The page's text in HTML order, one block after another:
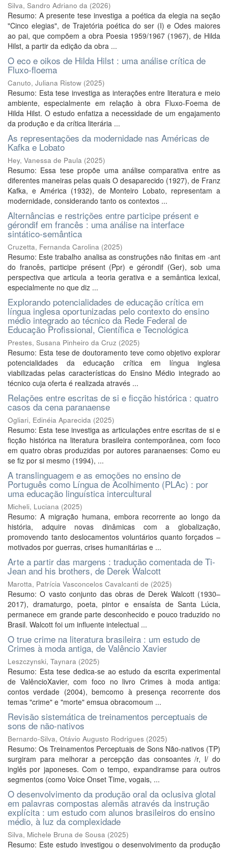
Silva, Sandro Adriano da (2026)
Resumo: A presente tese investiga a poética da elegia na seção
"Cinco elegias", de Trajetória poética do ser (I) e Odes maiores
ao pai, que compõem a obra Poesia 1959/1967 (1967), de Hilda
Hilst, a partir da edição da obra ...
O eco e oikos de Hilda Hilst : uma análise crítica de
Fluxo-floema
Canuto, Juliana Ristow (2025)
Resumo: Esta tese investiga as interações entre literatura e meio
ambiente, especialmente em relação à obra Fluxo-Foema de
Hilda Hilst. O estudo enfatiza a necessidade de um engajamento
da produção e da crítica literária ...
As representações da modernidade nas Américas de
Kafka e Lobato
Hey, Vanessa de Paula (2025)
Resumo: Essa tese propõe uma análise comparativa entre as
diferentes maneiras pelas quais O desaparecido (1927), de Franz
Kafka, e América (1932), de Monteiro Lobato, representam a
modernidade, considerando tanto os contextos ...
Alternâncias e restrições entre participe présent e
gérondif em francês : uma análise na interface
sintático-semântica
Cruzetta, Fernanda Carolina (2025)
Resumo: Este trabalho analisa as construções não finitas em -ant
do francês, participe présent (Ppr) e gérondif (Ger), sob uma
perspectiva que articula a teoria gerativa e a semântica lexical,
especialmente no que diz ...
Explorando potencialidades de educação crítica em
língua inglesa oportunizadas pelo contexto do ensino
médio integrado ao técnico da Rede Federal de
Educação Profissional, Científica e Tecnológica
Prestes, Susana Pinheiro da Cruz (2025)
Resumo: Esta tese de doutoramento teve como objetivo explorar
potencialidades da educação crítica em língua inglesa
viabilizadas pelas características do Ensino Médio integrado ao
técnico cuja oferta é realizada através ...
Relações entre escritas de si e ficção histórica : quatro
casos da cena paranaense
Ogliari, Edinéia Aparecida (2025)
Resumo: Esta tese investiga as articulações entre escritas de si e
ficção histórica na literatura brasileira contemporânea, com foco
em quatro obras produzidas por autores paranaenses: Como eu
se fiz por si mesmo (1994), ...
A translinguagem e as emoções no ensino de
Português como Língua de Acolhimento (PLAc) : por
uma educação linguística intercultural
Micheli, Luciana (2025)
Resumo: A migração humana, embora recorrente ao longo da
história, adquire novas dinâmicas com a globalização,
promovendo tanto deslocamentos voluntários quanto forçados –
motivados por guerras, crises humanitárias e ...
Arte a partir das margens : tradução comentada de Ti-
Jean and his brothers, de Derek Walcott
Marotta, Patrícia Vasconcelos Cavalcanti de (2025)
Resumo: O vasto conjunto das obras de Derek Walcott (1930–
2017), dramaturgo, poeta, pintor e ensaísta de Santa Lúcia,
permanece em grande parte desconhecido e pouco traduzido no
Brasil. Walcott foi um influente intelectual ...
O true crime na literatura brasileira : um estudo de
Crimes à moda antiga, de Valêncio Xavier
Leszczynski, Taynara (2025)
Resumo: Esta tese dedica-se ao estudo da escrita experimental
de ValêncioXavier, com foco no livro Crimes à moda antiga:
contos verdade (2004), bemcomo à presença recorrente dos
temas "crime" e "morte" emsua obracomoum ...
Revisão sistemática de treinamentos perceptuais de
sons de não-nativos
Bernardo-Silva, Otávio Augusto Rodrigues (2025)
Resumo: Os Treinamentos Perceptuais de Sons Não-nativos (TP)
surgiram para melhorar a percepção das consoantes /r, l/ do
inglês por japoneses. Com o tempo, expandiramse para outros
segmentos (como Voice Onset Time, vogais, ...
O desenvolvimento da produção oral da oclusiva glotal
em palavras compostas alemãs através da instrução
explícita : um estudo com alunos brasileiros do ensino
médio, à luz da complexidade
Silva, Michele Bruna de Sousa (2025)
Resumo: Este estudo investigou o desenvolvimento da produção